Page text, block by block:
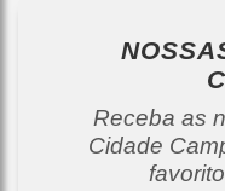
Receba as
Cidade